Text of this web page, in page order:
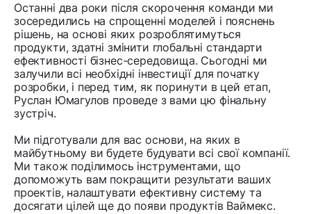
Останні два роки після скорочення команди ми
зосередились на спрощенні моделей і пояснень
рішень, на основі яких розроблятимуться
продукти, здатні змінити глобальні стандарти
ефективності бізнес-середовища. Сьогодні ми
залучили всі необхідні інвестиції для початку
розробки, і перед тим, як поринути в цей етап,
Руслан Юмагулов проведе з вами цю фінальну
зустріч.
Ми підготували для вас основи, на яких в
майбутньому ви будете будувати всі свої компанії.
Ми також поділимось інструментами, що
допоможуть вам покращити результати ваших
проектів, налаштувати ефективну систему та
досягати цілей ще до появи продуктів Ваймекс.